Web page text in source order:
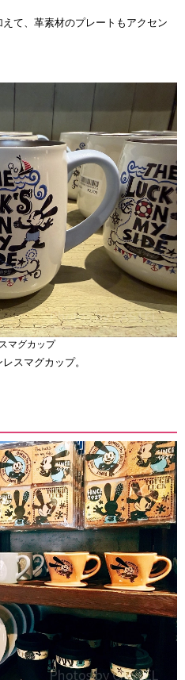
て、革素材のプレートもアクセン
マグカップ
スマグカップ。